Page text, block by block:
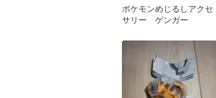
ポケモンめじるしアクセ
サリー ゲンガー